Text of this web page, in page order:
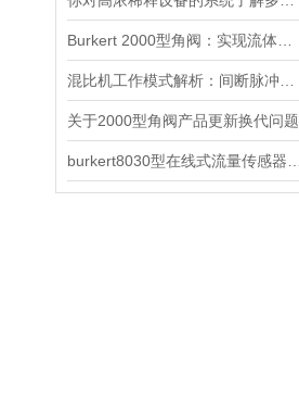
关于2000型角阀产品更新换代问题